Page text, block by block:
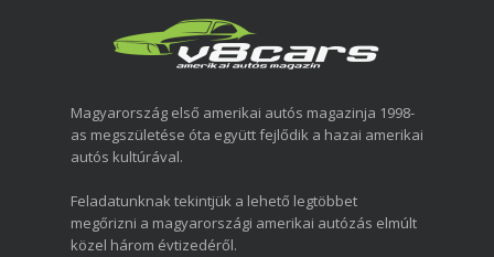
Magyarország első amerikai autós magazinja 1998-
as megszületése óta együtt fejlődik a hazai amerikai
autós kultúrával.
Feladatunknak tekintjük a lehető legtöbbet
megőrizni a magyarországi amerikai autózás elmúlt
közel három évtizedéről.